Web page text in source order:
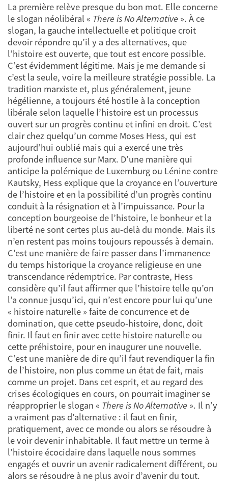
La première relève presque du bon mot. Elle concerne
le slogan néolibéral « There is No Alternative ». À ce
slogan, la gauche intellectuelle et politique croit
devoir répondre qu’il y a des alternatives, que
l’histoire est ouverte, que tout est encore possible.
C’est évidemment légitime. Mais je me demande si
c’est la seule, voire la meilleure stratégie possible. La
tradition marxiste et, plus généralement, jeune
hégélienne, a toujours été hostile à la conception
libérale selon laquelle l’histoire est un processus
ouvert sur un progrès continu et infini en droit. C’est
clair chez quelqu’un comme Moses Hess, qui est
aujourd’hui oublié mais qui a exercé une très
profonde influence sur Marx. D’une manière qui
anticipe la polémique de Luxemburg ou Lénine contre
Kautsky, Hess explique que la croyance en l’ouverture
de l’histoire et en la possibilité d’un progrès continu
conduit à la résignation et à l’impuissance. Pour la
conception bourgeoise de l’histoire, le bonheur et la
liberté ne sont certes plus au-delà du monde. Mais ils
n’en restent pas moins toujours repoussés à demain.
C’est une manière de faire passer dans l’immanence
du temps historique la croyance religieuse en une
transcendance rédemptrice. Par contraste, Hess
considère qu’il faut affirmer que l’histoire telle qu’on
l’a connue jusqu’ici, qui n’est encore pour lui qu’une
« histoire naturelle » faite de concurrence et de
domination, que cette pseudo-histoire, donc, doit
finir. Il faut en finir avec cette histoire naturelle ou
cette préhistoire, pour en inaugurer une nouvelle.
C’est une manière de dire qu’il faut revendiquer la fin
de l’histoire, non plus comme un état de fait, mais
comme un projet. Dans cet esprit, et au regard des
crises écologiques en cours, on pourrait imaginer se
réapproprier le slogan « There is No Alternative ». Il n’y
a vraiment pas d’alternative : il faut en finir,
pratiquement, avec ce monde ou alors se résoudre à
le voir devenir inhabitable. Il faut mettre un terme à
l’histoire écocidaire dans laquelle nous sommes
engagés et ouvrir un avenir radicalement différent, ou
alors se résoudre à ne plus avoir d’avenir du tout.